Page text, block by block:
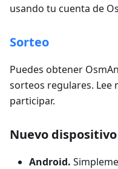
usando tu cuenta de
Sorteo
Puedes obtener
sorteos regulares. Lee
participar.
Nuevo
Android.